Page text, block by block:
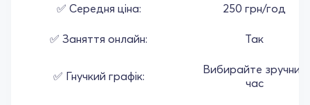
✅ Середня ціна: 250 грн/год
✅ Заняття онлайн: Так
✅ Гнучкий графік:
Вибирайте зручний
час